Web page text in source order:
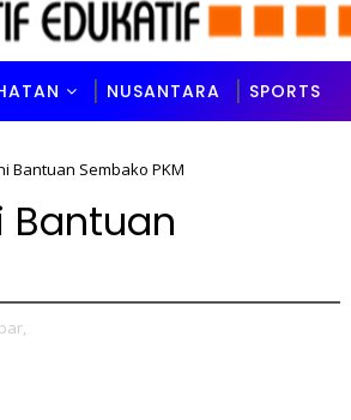
NUSANTARA SPORTS
Bantuan Sembako PKM
Bantuan